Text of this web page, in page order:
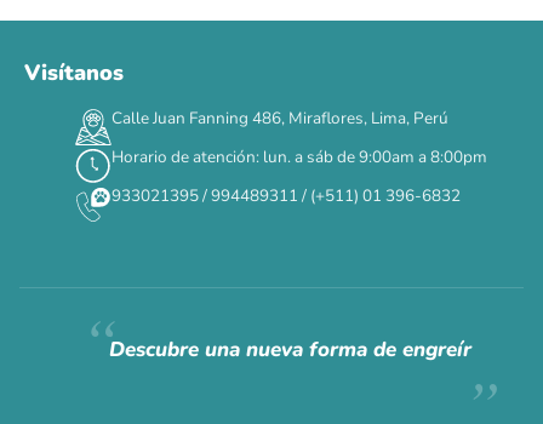
DÍAS HORAS MIN SEG
✕
Siempre fuimosraros.
Visítanos
Calle Juan Fanning 486, Miraflores, Lima, Perú
Horario de atención: lun. a sáb de 9:00am a 8:00pm
933021395 / 994489311 / (+511) 01 396-6832
Descubre una nueva forma de engreír